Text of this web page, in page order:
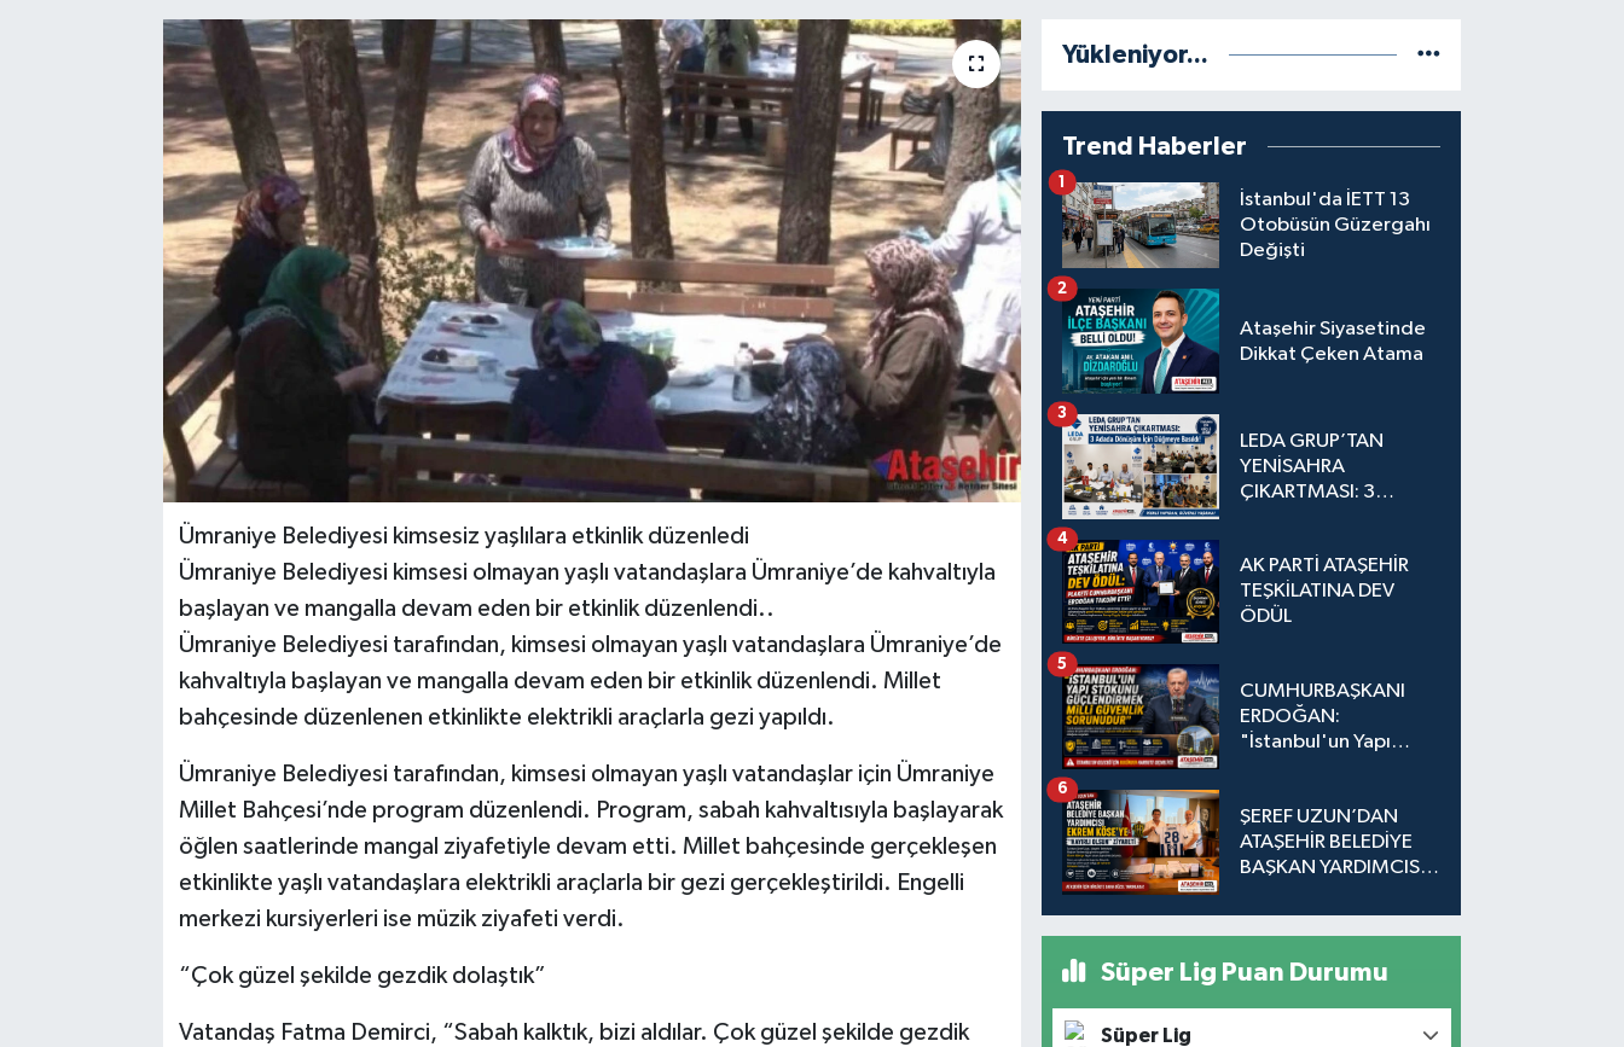
Ümraniye Belediyesi kimsesiz yaşlılara etkinlik düzenledi
Ümraniye Belediyesi kimsesi olmayan yaşlı vatandaşlara Ümraniye’de kahvaltıyla
başlayan ve mangalla devam eden bir etkinlik düzenlendi..
Ümraniye Belediyesi tarafından, kimsesi olmayan yaşlı vatandaşlara Ümraniye’de
kahvaltıyla başlayan ve mangalla devam eden bir etkinlik düzenlendi. Millet
bahçesinde düzenlenen etkinlikte elektrikli araçlarla gezi yapıldı.
Ümraniye Belediyesi tarafından, kimsesi olmayan yaşlı vatandaşlar için Ümraniye
Millet Bahçesi’nde program düzenlendi. Program, sabah kahvaltısıyla başlayarak
öğlen saatlerinde mangal ziyafetiyle devam etti. Millet bahçesinde gerçekleşen
etkinlikte yaşlı vatandaşlara elektrikli araçlarla bir gezi gerçekleştirildi. Engelli
merkezi kursiyerleri ise müzik ziyafeti verdi.
“Çok güzel şekilde gezdik dolaştık”
Vatandaş Fatma Demirci, “Sabah kalktık, bizi aldılar. Çok güzel şekilde gezdik
Yükleniyor...
Trend Haberler
İstanbul'da İETT 13
Otobüsün Güzergahı
Değişti
1
Ataşehir Siyasetinde
Dikkat Çeken Atama
2
LEDA GRUP’TAN
YENİSAHRA
ÇIKARTMASI: 3
3
AK PARTİ ATAŞEHİR
TEŞKİLATINA DEV
ÖDÜL
4
CUMHURBAŞKANI
ERDOĞAN:
"İstanbul'un Yapı
Güvenlik Sorunudur"
5
ŞEREF UZUN’DAN
ATAŞEHİR BELEDİYE
BAŞKAN YARDIMCISI
"HAYIRLI OLSUN"
6
Süper Lig Puan Durumu
Süper Lig